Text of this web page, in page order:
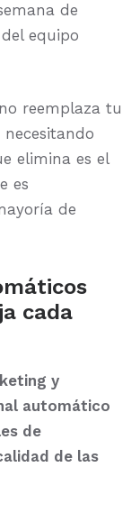
de
equipo
reemplaza tu
elimina es el
es
de
cada
y
automático
de
de las